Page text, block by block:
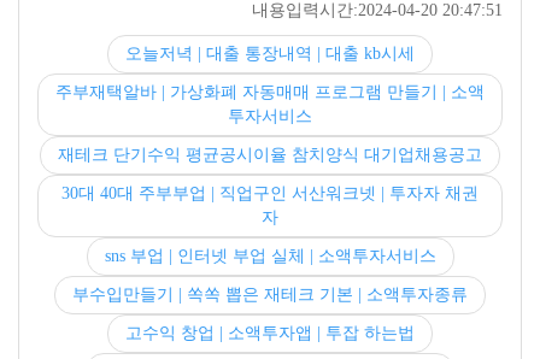
내용입력시간:2024-04-20 20:47:51
오늘저녁 | 대출 통장내역 | 대출 kb시세
주부재택알바 | 가상화폐 자동매매 프로그램 만들기 | 소액
투자서비스
재테크 단기수익 평균공시이율 참치양식 대기업채용공고
30대 40대 주부부업 | 직업구인 서산워크넷 | 투자자 채권
자
sns 부업 | 인터넷 부업 실체 | 소액투자서비스
부수입만들기 | 쏙쏙 뽑은 재테크 기본 | 소액투자종류
고수익 창업 | 소액투자앱 | 투잡 하는법